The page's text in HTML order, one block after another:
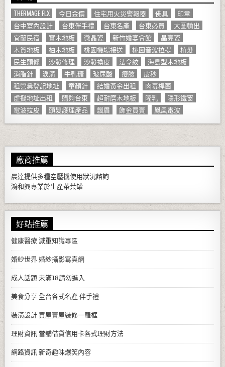
THERMAGE FLX 今日金價 住宅用火災警報器 佛具
印章
台中室內設計
台東伴手禮 台東名產 台東必買
大圖輸出
宜蘭民宿
實木地板 微晶瓷 新竹婚宴會館
晶亮瓷
木質地板
柚木地板 桃園機場接送 桃園音波拉提
植髮
民生頭條
沙發修理 沙發換皮 法令紋
海島型木地板
消脂針
淚溝 牛軋糖 玻尿酸 瘦臉
皮秒
租營業登記地址
童顏針 結婚黃金出租
肉毒桿菌
虛擬地址出租
購夠台東 超耐磨木地板 隆乳
隱形鐵窗
電波拉皮
頭髮護理產品 飄眉 飾金買賣 鳳凰電波
廠商推薦
晨達提供多種空壓機使用狀況諮詢
鴻和興專業於生產茶葉罐
好站推薦
健康醫療 減重知識專區
婚紗世界 婚紗攝影寫真網
成人話題 未滿18請勿進入
美食分享 全台各式名產 伴手禮
裝潢設計 買屋賣屋裝修一羅框
理財資訊 當舖借貸信用卡各式理財方法
網路資訊 新奇趣味爆笑內容